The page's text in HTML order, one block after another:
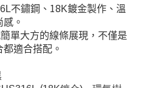
不鏽鋼、 18K鍍金製作、溫
。
單大方的線條展現，不僅是
適合搭配。